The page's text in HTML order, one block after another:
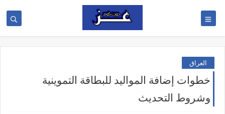
العراق
خطوات إضافة المواليد للبطاقة التموينية
وشروط التحديث